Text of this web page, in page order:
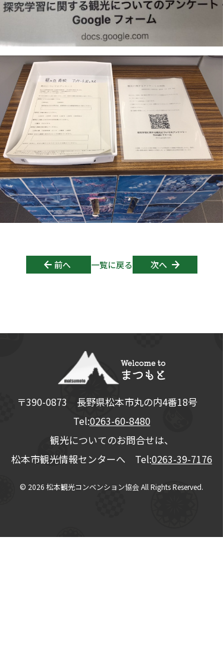
Post navigation
前へ 一覧に戻る 次へ
〒390-0873 長野県松本市丸の内4番18号
Tel:0263-60-8480
観光についてのお問合せは、
松本市観光情報センターへ Tel:0263-39-7176
© 2026 松本観光コンベンション協会All Rights Reserved.